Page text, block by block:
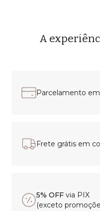
A
Parcelamento
Frete grátis em
5% OFF via PIX
(exceto